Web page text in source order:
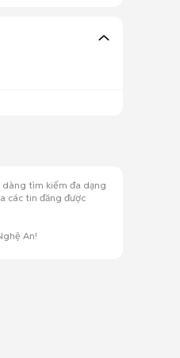
tìm kiếm đa dạng
các tin đăng được
An!